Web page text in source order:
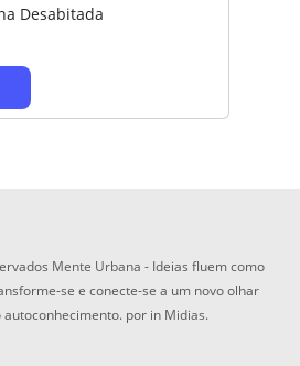
Desabitada
Mente Urbana - Ideias fluem como
se e conecte-se a um novo olhar
por in Midias.